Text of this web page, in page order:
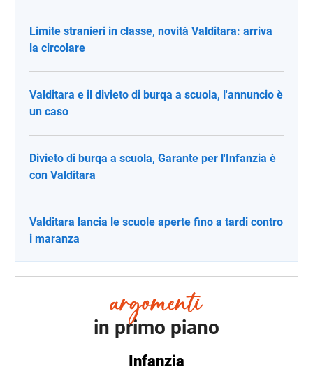
Limite stranieri in classe, novità Valditara: arriva
la circolare
Valditara e il divieto di burqa a scuola, l'annuncio è
un caso
Divieto di burqa a scuola, Garante per l'Infanzia è
con Valditara
Valditara lancia le scuole aperte fino a tardi contro
i maranza
in primo piano
Infanzia